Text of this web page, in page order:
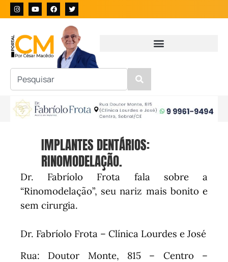
IMPLANTES DENTÁRIOS:
RINOMODELAÇÃO.
Dr. Fabríolo Frota fala sobre a
“Rinomodelação”, seu nariz mais bonito e
sem cirurgia.⠀
Dr. Fabríolo Frota – Clínica Lourdes e José
Rua: Doutor Monte, 815 – Centro –